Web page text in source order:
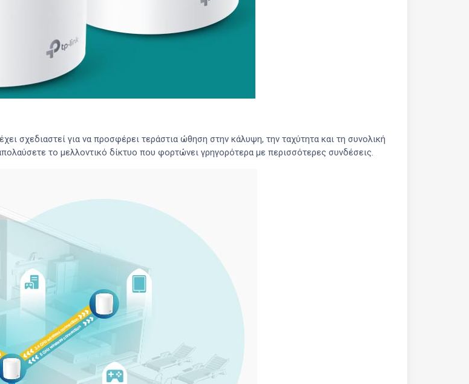
σχεδιαστεί για να προσφέρει τεράστια ώθηση στην κάλυψη, την ταχύτητα και τη συνολική
το μελλοντικό δίκτυο που φορτώνει γρηγορότερα με περισσότερες συνδέσεις.